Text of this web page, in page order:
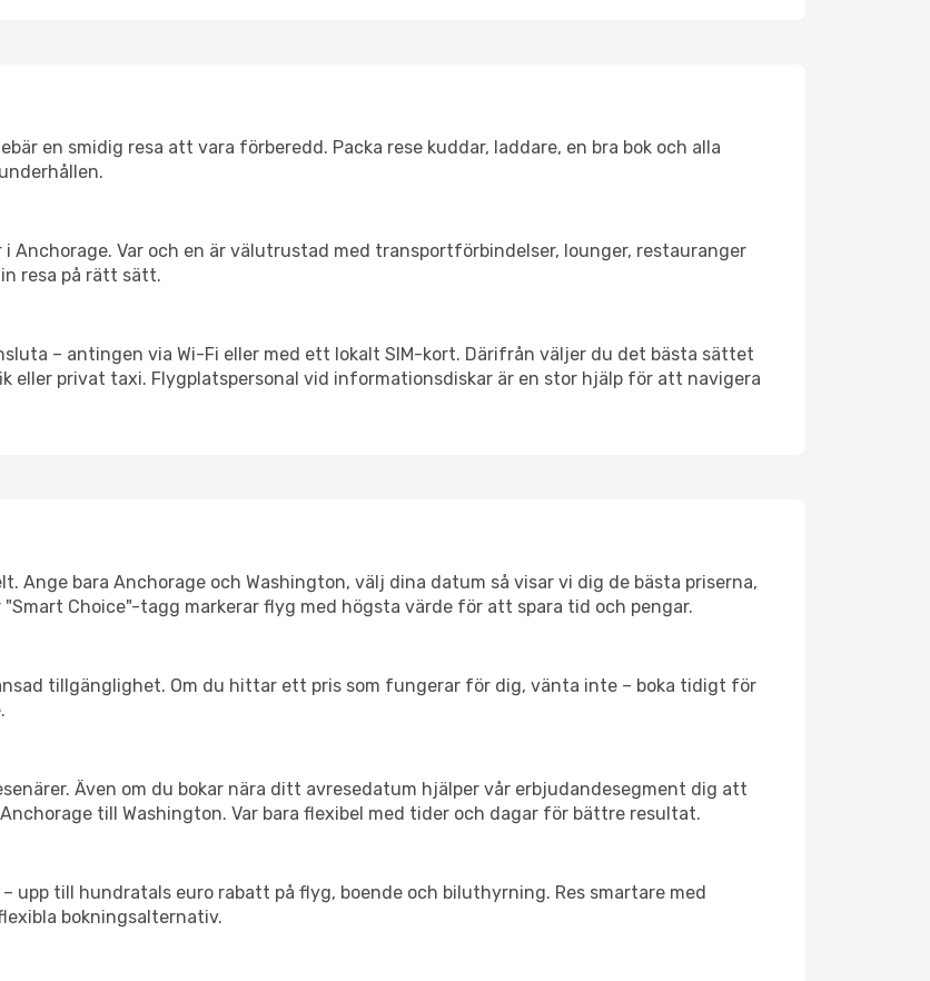
en smidig resa att vara förberedd. Packa rese kuddar, laddare, en bra bok och alla
Anchorage. Var och en är välutrustad med transportförbindelser, lounger, restauranger
resa på rätt sätt.
– antingen via Wi-Fi eller med ett lokalt SIM-kort. Därifrån väljer du det bästa sättet
privat taxi. Flygplatspersonal vid informationsdiskar är en stor hjälp för att navigera
Ange bara Anchorage och Washington, välj dina datum så visar vi dig de bästa priserna,
Choice"-tagg markerar flyg med högsta värde för att spara tid och pengar.
tillgänglighet. Om du hittar ett pris som fungerar för dig, vänta inte – boka tidigt för
Även om du bokar nära ditt avresedatum hjälper vår erbjudandesegment dig att
till Washington. Var bara flexibel med tider och dagar för bättre resultat.
upp till hundratals euro rabatt på flyg, boende och biluthyrning. Res smartare med
bokningsalternativ.